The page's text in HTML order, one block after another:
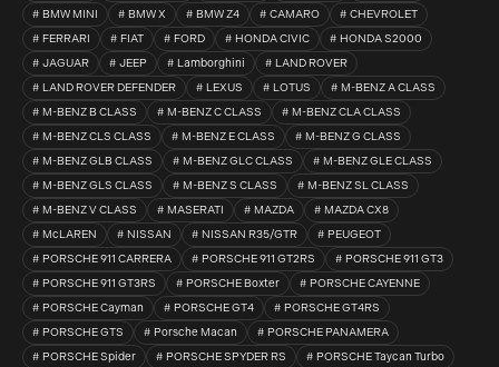
BMW MINI
BMW X BMW Z4 CAMARO
CHEVROLET
FERRARI
FIAT FORD HONDA CIVIC
HONDA S2000
JAGUAR
JEEP Lamborghini
LAND ROVER
LAND ROVER DEFENDER
LEXUS LOTUS
M-BENZ A CLASS
M-BENZ B CLASS
M-BENZ C CLASS
M-BENZ CLA CLASS
M-BENZ CLS CLASS
M-BENZ E CLASS
M-BENZ G CLASS
M-BENZ GLB CLASS
M-BENZ GLC CLASS
M-BENZ GLE CLASS
M-BENZ GLS CLASS
M-BENZ S CLASS
M-BENZ SL CLASS
M-BENZ V CLASS
MASERATI MAZDA
MAZDA CX8
McLAREN
NISSAN NISSAN R35/GTR
PEUGEOT
PORSCHE 911 CARRERA
PORSCHE 911 GT2RS
PORSCHE 911 GT3
PORSCHE 911 GT3RS
PORSCHE Boxter
PORSCHE CAYENNE
PORSCHE Cayman
PORSCHE GT4
PORSCHE GT4RS
PORSCHE GTS
Porsche Macan
PORSCHE PANAMERA
PORSCHE Spider
PORSCHE SPYDER RS PORSCHE Taycan Turbo